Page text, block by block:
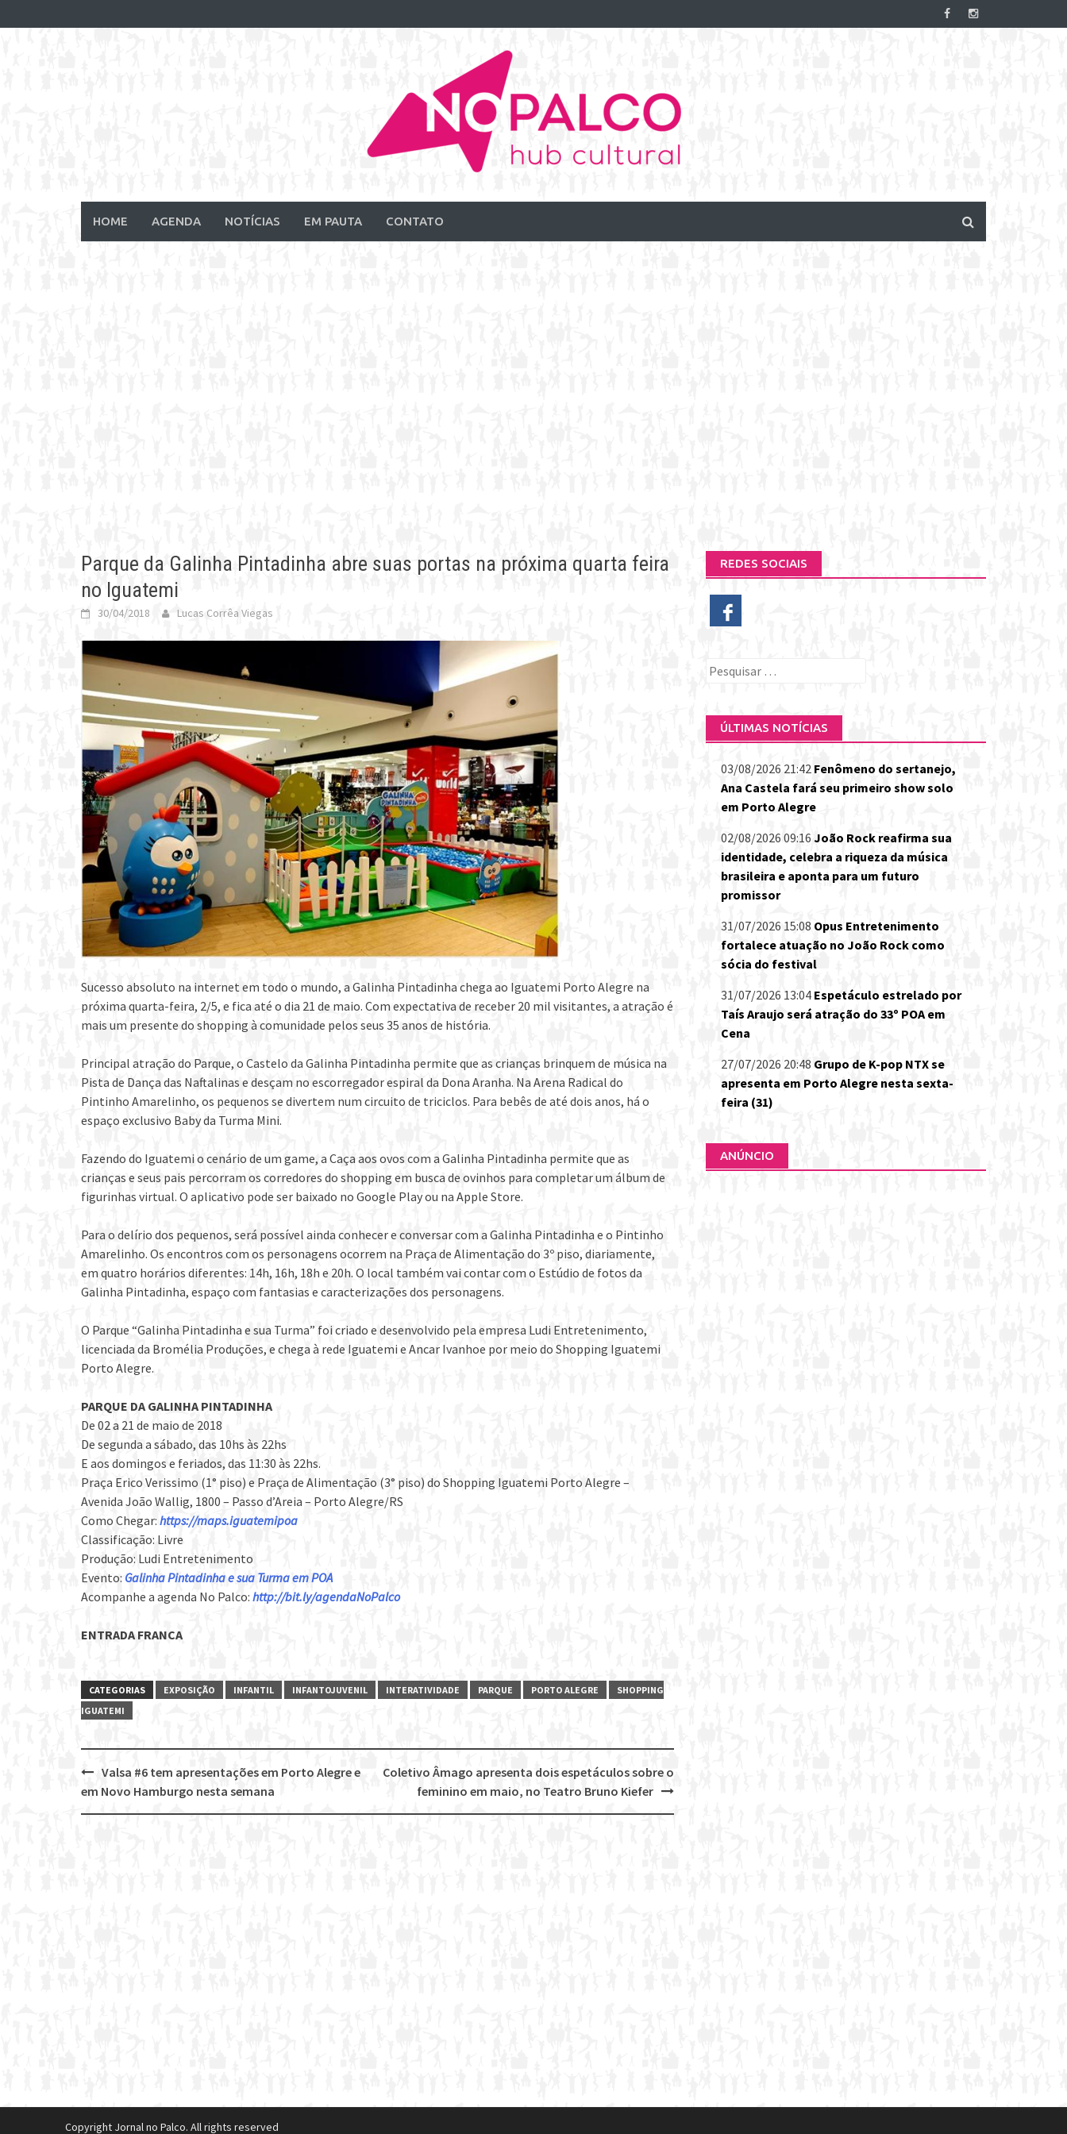
to
HOME AGENDA NOTÍCIAS EM PAUTA CONTATO
Parque da Galinha Pintadinha abre suas portas na próxima quarta feira
no Iguatemi
30/04/2018 Lucas Corrêa Viegas
Sucesso absoluto na internet em todo o mundo, a Galinha Pintadinha chega ao Iguatemi Porto Alegre na
próxima quarta-feira, 2/5, e fica até o dia 21 de maio. Com expectativa de receber 20 mil visitantes, a atração é
mais um presente do shopping à comunidade pelos seus 35 anos de história.
Principal atração do Parque, o Castelo da Galinha Pintadinha permite que as crianças brinquem de música na
Pista de Dança das Naftalinas e desçam no escorregador espiral da Dona Aranha. Na Arena Radical do
Pintinho Amarelinho, os pequenos se divertem num circuito de triciclos. Para bebês de até dois anos, há o
espaço exclusivo Baby da Turma Mini.
Fazendo do Iguatemi o cenário de um game, a Caça aos ovos com a Galinha Pintadinha permite que as
crianças e seus pais percorram os corredores do shopping em busca de ovinhos para completar um álbum de
figurinhas virtual. O aplicativo pode ser baixado no Google Play ou na Apple Store.
Para o delírio dos pequenos, será possível ainda conhecer e conversar com a Galinha Pintadinha e o Pintinho
Amarelinho. Os encontros com os personagens ocorrem na Praça de Alimentação do 3º piso, diariamente,
em quatro horários diferentes: 14h, 16h, 18h e 20h. O local também vai contar com o Estúdio de fotos da
Galinha Pintadinha, espaço com fantasias e caracterizações dos personagens.
O Parque “Galinha Pintadinha e sua Turma” foi criado e desenvolvido pela empresa Ludi Entretenimento,
licenciada da Bromélia Produções, e chega à rede Iguatemi e Ancar Ivanhoe por meio do Shopping Iguatemi
Porto Alegre.
PARQUE DA GALINHA PINTADINHA
De 02 a 21 de maio de 2018
De segunda a sábado, das 10hs às 22hs
E aos domingos e feriados, das 11:30 às 22hs.
Praça Erico Verissimo (1° piso) e Praça de Alimentação (3° piso) do Shopping Iguatemi Porto Alegre –
Avenida João Wallig, 1800 – Passo d’Areia – Porto Alegre/RS
Como Chegar: https://maps.iguatemipoa
Classificação: Livre
Produção: Ludi Entretenimento
Evento: Galinha Pintadinha e sua Turma em POA
Acompanhe a agenda No Palco: http://bit.ly/agendaNoPalco
ENTRADA FRANCA
CATEGORIAS EXPOSIÇÃO INFANTIL INFANTOJUVENIL INTERATIVIDADE PARQUE PORTO ALEGRE
SHOPPING
IGUATEMI
Post
navigation
Coletivo Âmago apresenta dois espetáculos sobre o
feminino em maio, no Teatro Bruno Kiefer
Valsa #6 tem apresentações em Porto Alegre e
em Novo Hamburgo nesta semana
REDES SOCIAIS
Pesquisar
ÚLTIMAS NOTÍCIAS
03/08/2026 21:42 Fenômeno do sertanejo,
Ana Castela fará seu primeiro show solo
em Porto Alegre
02/08/2026 09:16 João Rock reafirma sua
identidade, celebra a riqueza da música
brasileira e aponta para um futuro
promissor
31/07/2026 15:08 Opus Entretenimento
fortalece atuação no João Rock como
sócia do festival
31/07/2026 13:04 Espetáculo estrelado por
Taís Araujo será atração do 33º POA em
Cena
27/07/2026 20:48 Grupo de K-pop NTX se
apresenta em Porto Alegre nesta sexta-
feira (31)
ANÚNCIO
Copyright Jornal no Palco. All rights reserved